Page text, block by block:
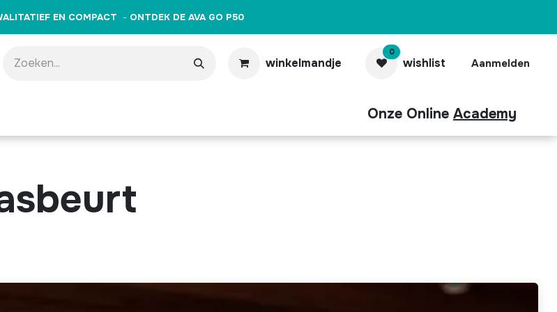
EN COMPACT - ONTDEK DE AVA GO P50
winkelmandje
0
wishlist Aanmelden
Pro
Onze Online Academy